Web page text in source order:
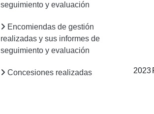
2023
seguimiento y evaluación
Encomiendas de gestión
realizadas y sus informes de
seguimiento y evaluación
Concesiones realizadas